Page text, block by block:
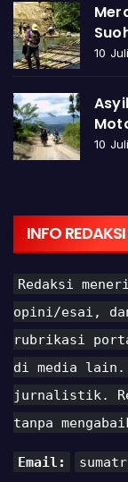
10
10
INFO REDAKSI
Redaksi
opini/esai,
rubrikasi
di media lain.
jurnalistik.
tanpa
Email: